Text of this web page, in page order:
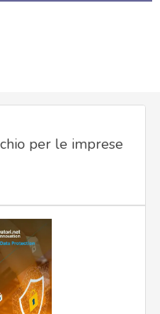
per le imprese